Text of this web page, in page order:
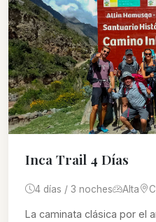
Inca Trail 4 Días
4 días / 3 noches Alta
La caminata clásica por el